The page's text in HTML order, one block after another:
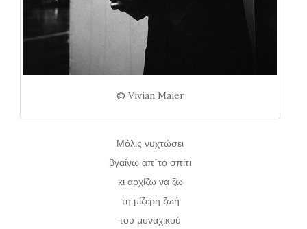
© Vivian Maier
Μόλις νυχτώσει
βγαίνω απ΄το σπίτι
κι αρχίζω να ζω
τη μίζερη ζωή
του μοναχικού